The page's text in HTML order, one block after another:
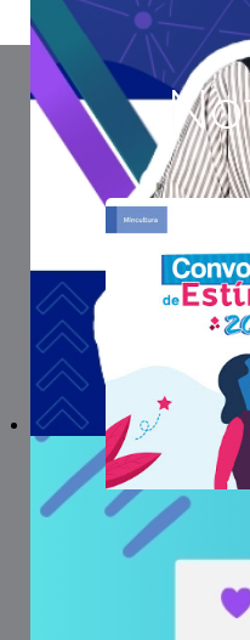
Bienvenida 2026
Premio
Composición
Publicado: